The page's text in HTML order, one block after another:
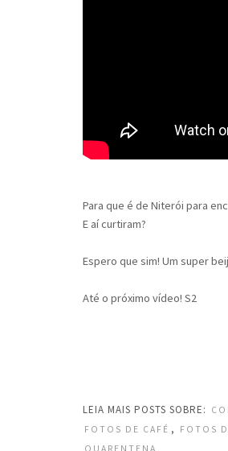
Para que é de Niterói para
E aí curtiram?
Espero que sim! Um super
Até o próximo vídeo! S2
LEIA MAIS POSTS SOBRE:
FOTOS DE CAFÉ , FOTOS